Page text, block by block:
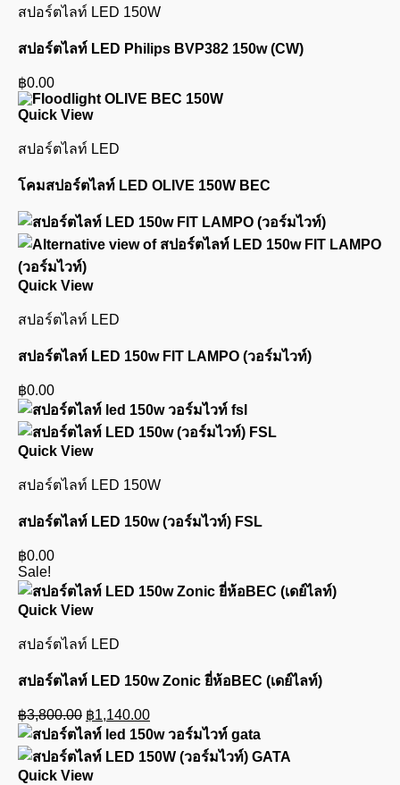
สปอร์ตไลท์ LED 150W
สปอร์ตไลท์ LED Philips BVP382 150w (CW)
฿0.00
Quick View
สปอร์ตไลท์ LED
โคมสปอร์ตไลท์ LED OLIVE 150W BEC
Quick View
สปอร์ตไลท์ LED
สปอร์ตไลท์ LED 150w FIT LAMPO (วอร์มไวท์)
฿0.00
Quick View
สปอร์ตไลท์ LED 150W
สปอร์ตไลท์ LED 150w (วอร์มไวท์) FSL
฿0.00
Sale!
Quick View
สปอร์ตไลท์ LED
สปอร์ตไลท์ LED 150w Zonic ยี่ห้อBEC (เดย์ไลท์)
฿3,800.00 Original
price
was:
฿3,800.00.
฿1,140.00Current
price
฿1,140.00.
Quick View